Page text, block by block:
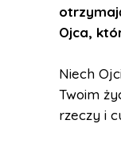
Ojca,
Niech
Twoim
rzeczy i